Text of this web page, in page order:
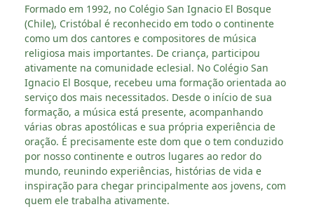
Formado em 1992, no Colégio San Ignacio El Bosque
(Chile), Cristóbal é reconhecido em todo o continente
como um dos cantores e compositores de música
religiosa mais importantes. De criança, participou
ativamente na comunidade eclesial. No Colégio San
Ignacio El Bosque, recebeu uma formação orientada ao
serviço dos mais necessitados. Desde o início de sua
formação, a música está presente, acompanhando
várias obras apostólicas e sua própria experiência de
oração. É precisamente este dom que o tem conduzido
por nosso continente e outros lugares ao redor do
mundo, reunindo experiências, histórias de vida e
inspiração para chegar principalmente aos jovens, com
quem ele trabalha ativamente.